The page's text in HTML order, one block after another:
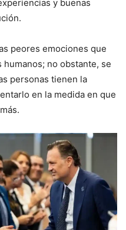
y buenas
peores emociones que
no obstante, se
personas tienen la
en la medida en que